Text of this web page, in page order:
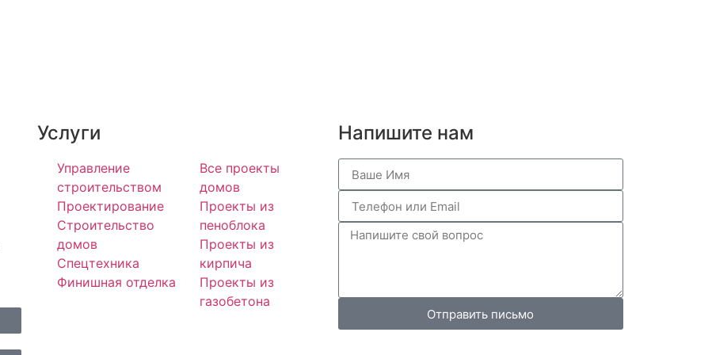
Услуги
Управление
строительством
Проектирование
Строительство
домов
Спецтехника
Финишная отделка
Все проекты
домов
Проекты из
пеноблока
Проекты из
кирпича
Проекты из
газобетона
Напишите нам
Отправить письмо